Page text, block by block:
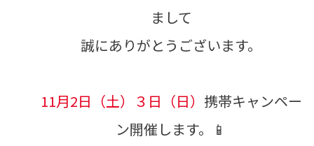
まして
誠にありがとうございます。
11月2日（土）３日（日） 携帯キャンペー
ン開催します。📱